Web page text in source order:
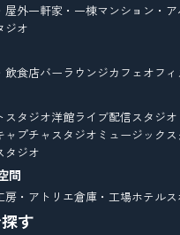
屋外一軒家・一棟マンション・ア
ジオ
飲食店バーラウンジカフェオフ
スタジオ洋館ライブ配信スタジオ
ャプチャスタジオ ミュージック
タジオ
間
房・アトリエ倉庫・工場ホテル
す